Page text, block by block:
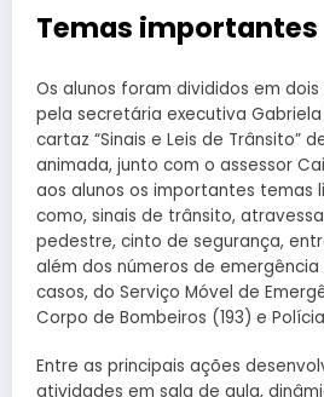
Temas importantes
Os alunos foram divididos em
pela secretária executiva
cartaz “Sinais e Leis de Trânsito”
animada, junto com o assessor
aos alunos os importantes temas
como, sinais de trânsito,
pedestre, cinto de segurança,
além dos números de
casos, do Serviço Móvel de
Corpo de Bombeiros (193) e
Entre as principais ações
atividades em sala de aula,